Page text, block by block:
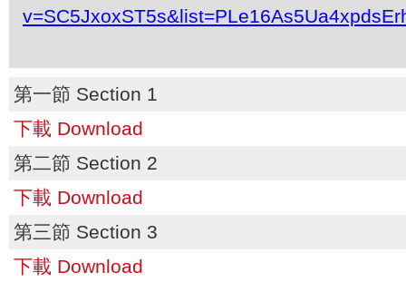
第一節 Section 1
下載 Download
第二節 Section 2
下載 Download
第三節 Section 3
下載 Download